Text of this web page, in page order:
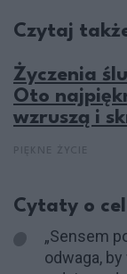
Czytaj
Życzenia
Oto
wzruszą i
Cytaty o
„Sensem
odwaga,